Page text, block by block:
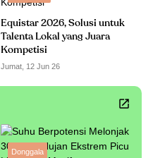
Equistar 2026, Solusi untuk
Talenta Lokal yang Juara
Kompetisi
Jumat, 12 Jun 26
Donggala